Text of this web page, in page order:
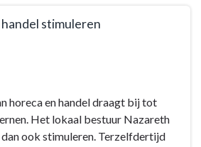
stimuleren
horeca en handel draagt bij tot
Het lokaal bestuur Nazareth
ook stimuleren. Terzelfdertijd